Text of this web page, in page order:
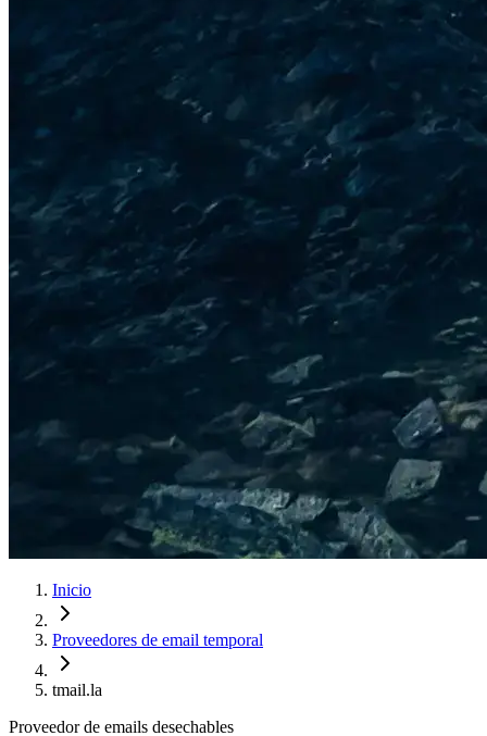
Inicio
Proveedores de email temporal
tmail.la
Proveedor de emails desechables